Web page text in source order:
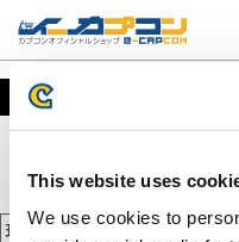
This website uses
We use cookies to
カート
現在、カートには商品が入って